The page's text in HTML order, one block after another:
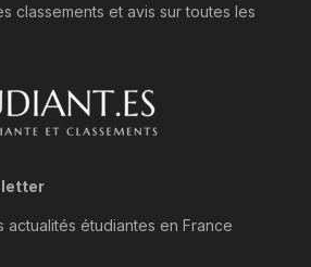
classements et avis sur toutes les
étudiantes en France